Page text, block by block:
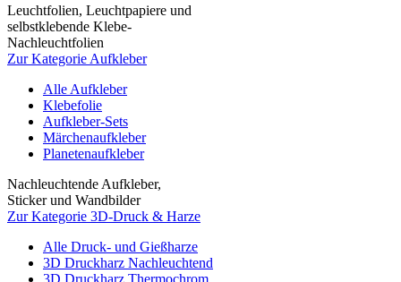
Leuchtfolien, Leuchtpapiere und
selbstklebende Klebe-
Nachleuchtfolien
Zur Kategorie Aufkleber
Alle Aufkleber
Klebefolie
Aufkleber-Sets
Märchenaufkleber
Planetenaufkleber
Nachleuchtende Aufkleber,
Sticker und Wandbilder
Zur Kategorie 3D-Druck & Harze
Alle Druck- und Gießharze
3D Druckharz Nachleuchtend
3D Druckharz Thermochrom